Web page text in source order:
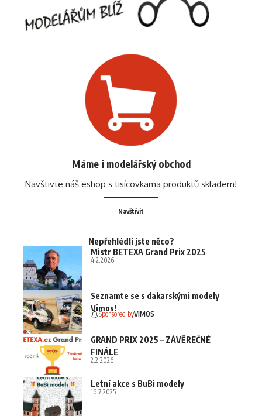
Máme i modelářský obchod
Navštivte náš eshop s tisícovkama produktů skladem!
Navštívit
Nepřehlédli jste něco?
Mistr BETEXA Grand Prix 2025
4.2.2026
Seznamte se s dakarskými modely
Vimos!
Sponsored byVIMOS
GRAND PRIX 2025 – ZÁVĚREČNÉ
FINÁLE
2.2.2026
Letní akce s BuBi modely
16.7.2025